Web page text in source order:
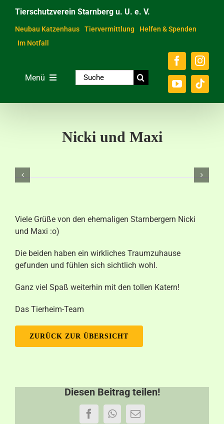
Inhalt
springen
Tierschutzverein Starnberg u. U. e. V.
Neubau Katzenhaus Tiervermittlung
Helfen & Spenden
Im Notfall
Menü
Über das Tierheim
Helfen & Spenden
Ratgeber & Service
Aktuelles
Kontakt
Suche
nach:
Nicki und Maxi
Viele Grüße von den ehemaligen Starnbergern Nicki
und Maxi :o)
Die beiden haben ein wirkliches Traumzuhause
gefunden und fühlen sich sichtlich wohl.
Ganz viel Spaß weiterhin mit den tollen Katern!
Das Tierheim-Team
ZURÜCK ZUR ÜBERSICHT
Diesen Beitrag teilen!
FacebookWhatsApp
E-